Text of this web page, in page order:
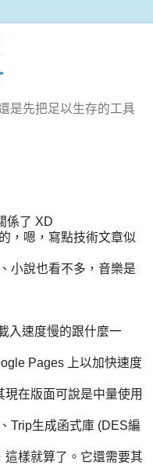
是先把足以生存的工具
係了 XD
，嗯，寫點技術文章似
小說也看不多，音樂是
入速度慢的跟什麼一
Pages 上以加快速度
在版面可說是中量使用
Trip生成函式庫 (DES編
樣就算了。它還需要其